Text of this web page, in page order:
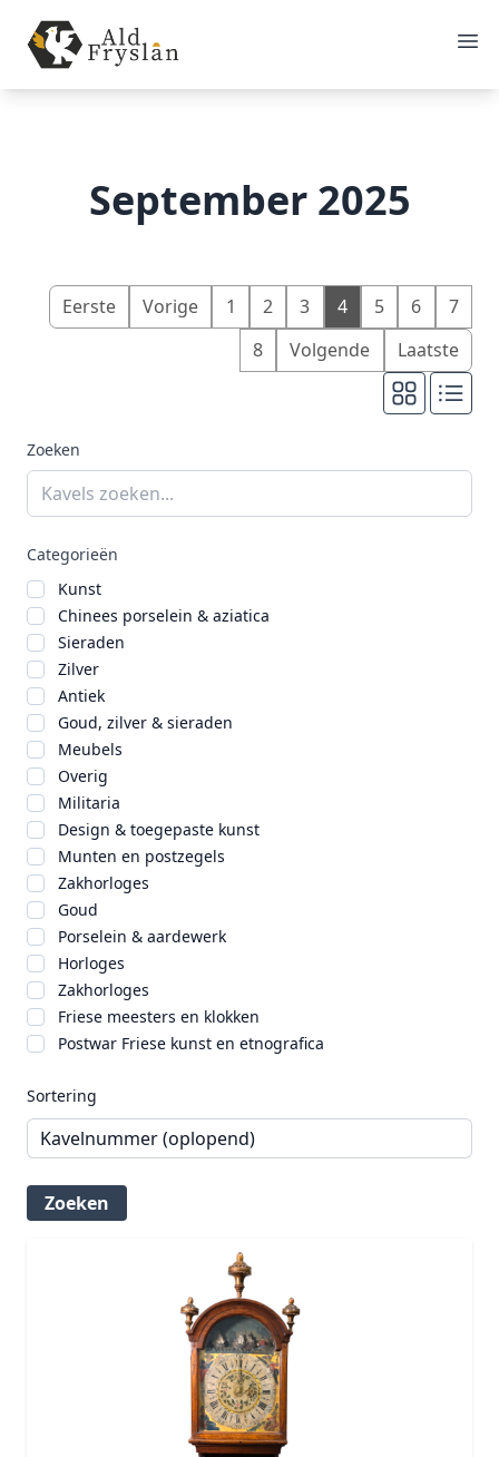
September 2025
Eerste Vorige 1 2 3 4 5 6
7
8
Volgende Laatste
Zoeken
Categorieën
Kunst
Chinees porselein & aziatica
Sieraden
Zilver
Antiek
Goud, zilver & sieraden
Meubels
Overig
Militaria
Design & toegepaste kunst
Munten en postzegels
Zakhorloges
Goud
Porselein & aardewerk
Horloges
Zakhorloges
Friese meesters en klokken
Postwar Friese kunst en etnografica
Sortering